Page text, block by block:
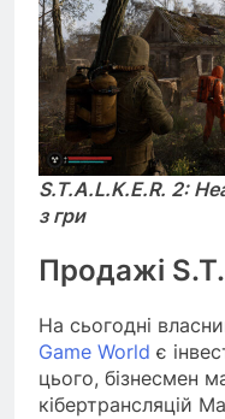
S.T.A.L.K.E.R. 2:
з гри
Продажі
На сьогодні
Game World є
цього, бізнесмен
кібертрансляцій